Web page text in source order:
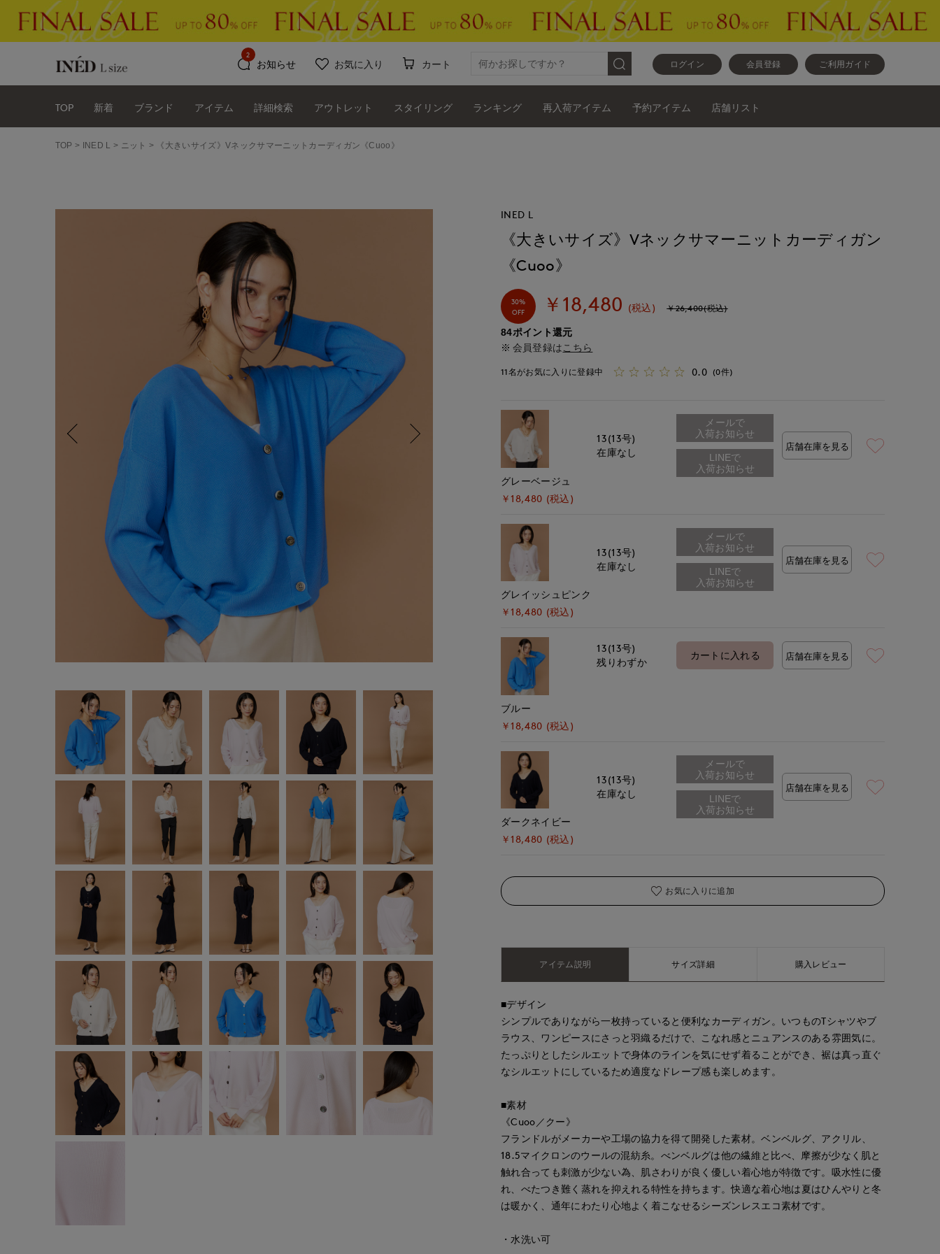
ログイン 会員登録 ご利用ガイド
お知らせ
2
お気に入り カート
TOP 新着 ブランド アイテム 詳細検索 アウトレット スタイリング ランキング 再入荷アイテム 予約アイテム 店舗リスト
TOP INED L ニット 《大きいサイズ》Vネックサマーニットカーディガン《Cuoo》
INED L
《大きいサイズ》Vネックサマーニットカーディガン
《Cuoo》
30%
OFF
￥18,480 (税込) ￥26,400(税込)
84ポイント還元
会員登録は こちら
11名がお気に入りに登録中 0.0 (0件)
グレーベージュ
￥18,480 (税込)
13(13号)
在庫なし
メールで
入荷お知らせ
店舗在庫を見る
グレイッシュピンク
￥18,480 (税込)
13(13号)
在庫なし
メールで
入荷お知らせ
店舗在庫を見る
ブルー
￥18,480 (税込)
13(13号)
残りわずか
カートに入れる 店舗在庫を見る
ダークネイビー
￥18,480 (税込)
13(13号)
在庫なし
メールで
入荷お知らせ
店舗在庫を見る
お気に入りに追加
アイテム説明 サイズ詳細 購入レビュー
■デザイン
シンプルでありながら一枚持っていると便利なカーディガン。いつものTシャツやブ
ラウス、ワンピースにさっと羽織るだけで、こなれ感とニュアンスのある雰囲気に。
たっぷりとしたシルエットで身体のラインを気にせず着ることができ、裾は真っ直ぐ
なシルエットにしているため適度なドレープ感も楽しめます。
■素材
《Cuoo／クー》
フランドルがメーカーや工場の協力を得て開発した素材。ベンベルグ、アクリル、
18.5マイクロンのウールの混紡糸。べンベルグは他の繊維と比べ、摩擦が少なく肌と
触れ合っても刺激が少ない為、肌さわりが良く優しい着心地が特徴です。吸水性に優
れ、べたつき難く蒸れを抑えれる特性を持ちます。快適な着心地は夏はひんやりと冬
は暖かく、通年にわたり心地よく着こなせるシーズンレスエコ素材です。
・水洗い可